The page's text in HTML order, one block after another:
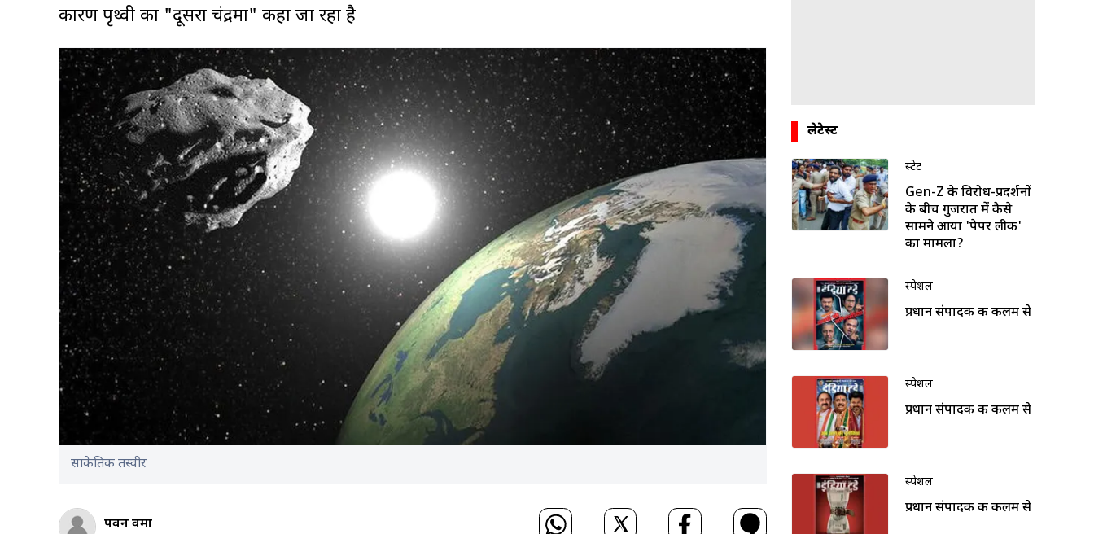
कारण पृथ्वी का "दूसरा चंद्रमा" कहा जा रहा है
सांकेतिक तस्वीर
पवन वर्मा
लेटेस्ट
स्टेट
Gen-Z के विरोध-प्रदर्शनों
के बीच गुजरात में कैसे
सामने आया 'पेपर लीक'
का मामला?
स्पेशल
प्रधान संपादक की कलम से
स्पेशल
प्रधान संपादक की कलम से
स्पेशल
प्रधान संपादक की कलम से